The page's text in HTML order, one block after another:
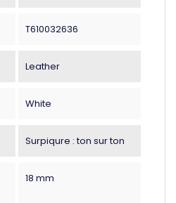
T610032636
Leather
White
Surpiqure : ton sur ton
18 mm